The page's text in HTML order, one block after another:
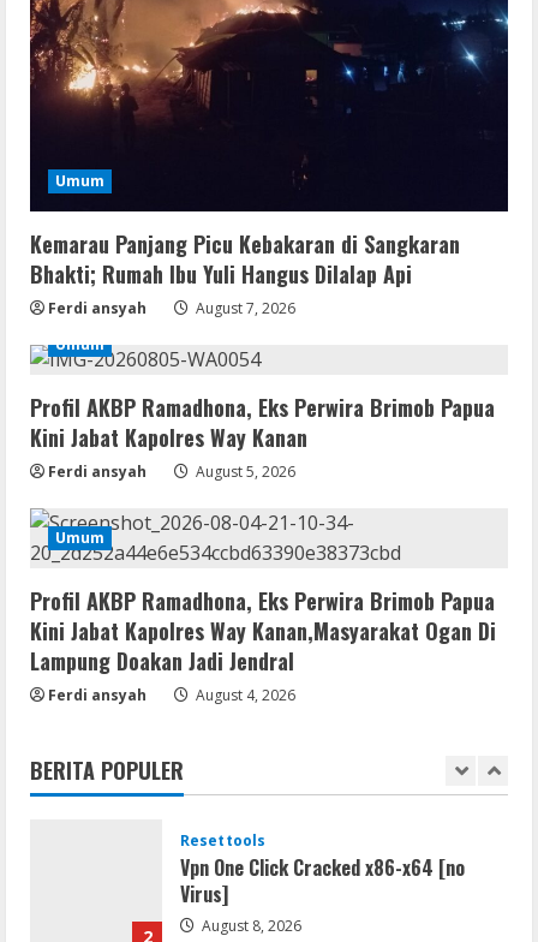
Umum
Kemarau Panjang Picu Kebakaran di Sangkaran
Bhakti; Rumah Ibu Yuli Hangus Dilalap Api
Ferdi ansyah
August 7, 2026
Umum
Profil AKBP Ramadhona, Eks Perwira Brimob Papua
Kini Jabat Kapolres Way Kanan
Ferdi ansyah August 5, 2026
Umum
Profil AKBP Ramadhona, Eks Perwira Brimob Papua
Kini Jabat Kapolres Way Kanan,Masyarakat Ogan Di
Lampung Doakan Jadi Jendral
Ferdi ansyah August 4, 2026
BERITA POPULER
August 8, 2026
Resettools
GraphPad Prism Academic & Corporate
Cracked x86-x64 [no Virus]
August 8, 2026
Remux
August 7, 2026
Lan
Dune: Awakening FitGirl Repack +Patch
Direct Link 2026
August 7, 2026
1
Movies
𝐘𝐢𝐟𝐲 𝐌𝐨𝐯𝐢𝐞𝐬 Magnet
August 8, 2026
Resettools
Virus]
August 8, 2026
Resettools
GraphPad Prism Academic & Corporate
Cracked x86-x64 [no Virus]